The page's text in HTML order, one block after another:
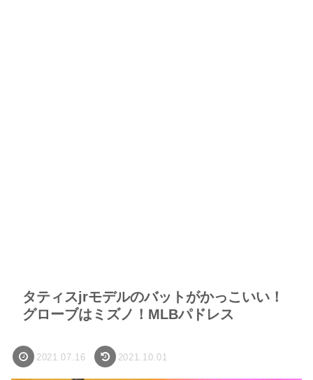
タティスjrモデルのバットがかっこいい！
グローブはミズノ！MLBパドレス
2021.07.16 2021.10.01